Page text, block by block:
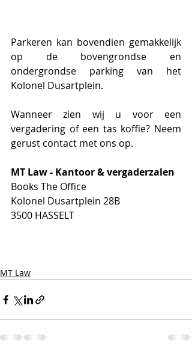
Parkeren kan bovendien gemakkelijk
op de bovengrondse en
ondergrondse parking van het
Kolonel Dusartplein.
Wanneer zien wij u voor een
vergadering of een tas koffie? Neem
gerust contact met ons op.
MT Law - Kantoor & vergaderzalen
Books The Office
Kolonel Dusartplein 28B
3500 HASSELT
MT Law